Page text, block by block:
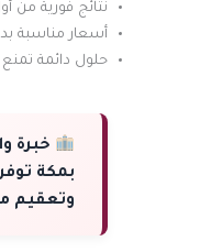
نتائج فورية من
أسعار مناسبة
حلول دائمة
خبرة
بمكة
وتعقيم